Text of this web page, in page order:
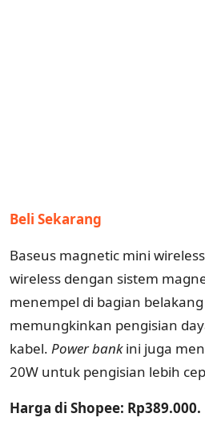
Beli Sekarang
Baseus magnetic mini
wireless dengan sistem
menempel di bagian
memungkinkan pengisian
kabel. Power bankini juga
20W untuk pengisian lebih
Harga di Shopee: Rp389.000.